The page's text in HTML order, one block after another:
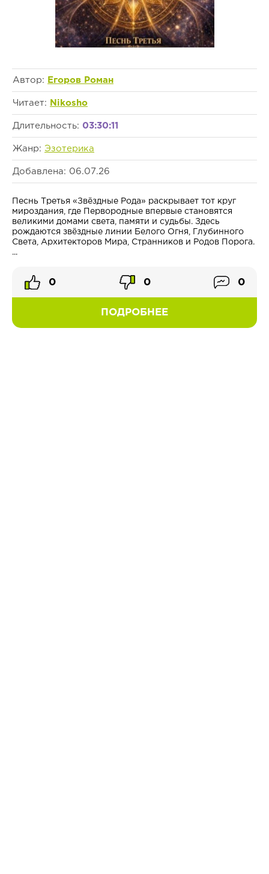
Автор: Егоров Роман
Читает: Nikosho
Длительность: 03:30:11
Жанр: Эзотерика
Добавлена: 06.07.26
Песнь Третья «Звёздные Рода» раскрывает тот круг
мироздания, где Первородные впервые становятся
великими домами света, памяти и судьбы. Здесь
рождаются звёздные линии Белого Огня, Глубинного
Света, Архитекторов Мира, Странников и Родов Порога.
...
ПОДРОБНЕЕ
0 0 0